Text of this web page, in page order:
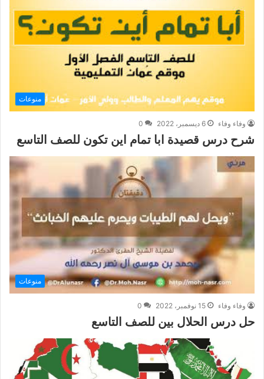
منوعات
وفاء وفاء 6 ديسمبر، 2022 0
شرح درس قصيدة ابا تمام اين تكون للصف التاسع
منوعات
وفاء وفاء 15 نوفمبر، 2022 0
حل درس الحلال بين للصف التاسع